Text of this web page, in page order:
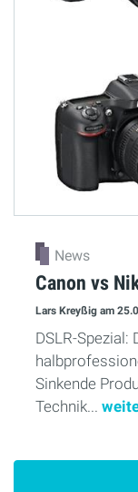
News
Canon vs
Lars Kreyßig am
DSLR-Spezial:
Sinkende
Technik...